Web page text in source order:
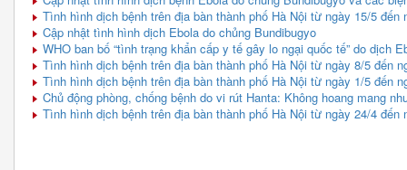
Tình hình dịch bệnh trên địa bàn thành phố Hà Nội từ ngày 15/5 đến
Cập nhật tình hình dịch Ebola do chủng Bundibugyo
WHO ban bố “tình trạng khẩn cấp y tế gây lo ngại quốc tế” do dịch
Tình hình dịch bệnh trên địa bàn thành phố Hà Nội từ ngày 8/5 đến
Tình hình dịch bệnh trên địa bàn thành phố Hà Nội từ ngày 1/5 đến
Chủ động phòng, chống bệnh do vi rút Hanta: Không hoang mang
Tình hình dịch bệnh trên địa bàn thành phố Hà Nội từ ngày 24/4 đến